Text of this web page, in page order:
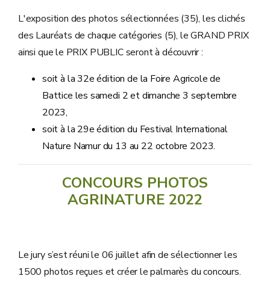
L'exposition des photos sélectionnées (35), les clichés
des Lauréats de chaque catégories (5), le GRAND PRIX
ainsi que le PRIX PUBLIC seront à découvrir :
soit à la 32e édition de la Foire Agricole de
Battice les samedi 2 et dimanche 3 septembre
2023,
soit à la 29e édition du Festival International
Nature Namur du 13 au 22 octobre 2023.
CONCOURS PHOTOS
AGRINATURE 2022
Le jury s’est réuni le 06 juillet afin de sélectionner les
1500 photos reçues et créer le palmarès du concours.